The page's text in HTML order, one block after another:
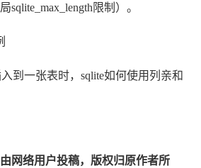
限制）。
到一张表时，sqlite如何使用列亲和
网络用户投稿，版权归原作者所